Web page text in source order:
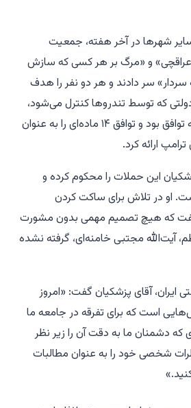
شهرها در آخر هفته، جمعیت
عراقچی» و «مرگ بر هر کسی که سازش
سر دادند و هر دو نفر را هدف
دولتی که توسط تندروها کنترل می‌شود،
پوشش خبری کاملاً علیه توافق بود و توافق ۱۴ ماده‌ای را به عنوان
ارائه کرد.
این حملات را محکوم کرده و
او در تلاش برای ساکت کردن
گفت که هیچ تصمیم مهمی بدون مشورت
آیت‌الله مجتبی خامنه‌ای، گرفته نشده
ایران، آقای پزشکیان گفت: «امروز
است که برای تفرقه در جامعه ما
دشمنان ما به دقت آن را زیر نظر
شخصی خود را به عنوان مطالبات